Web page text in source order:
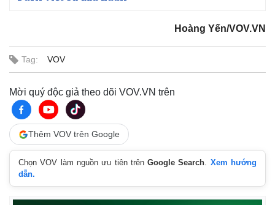
InfographicHoàng Yến/VOV.VN
Tag: VOV
Mời quý độc giả theo dõi VOV.VN trên
Thêm VOV trên Google
Chọn VOV làm nguồn ưu tiên trênGoogle Search. Xem hướng
dẫn.